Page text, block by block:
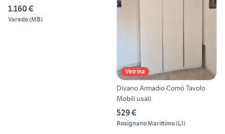
1.160 €
Varedo(MB)
Vetrina
Divano Armadio Comò Tavolo
Mobili usati
529 €
Rosignano Marittimo(LI)